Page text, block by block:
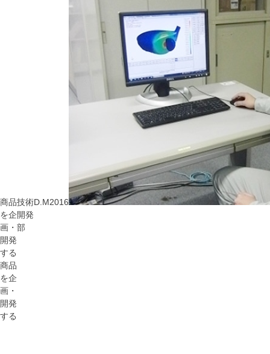
商品
を企
画・
開発
する
商品
を企
画・
開発
する
技術
開発
部
D.M2016